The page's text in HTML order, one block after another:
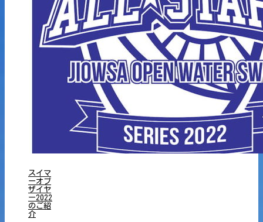
スイマ
ーオブ
ザイヤ
ー2022
のご紹
介